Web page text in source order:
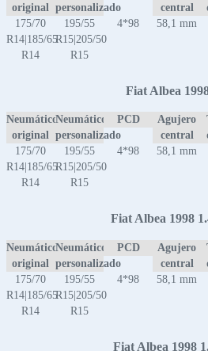
original
personalizado
central
175/70
R14|185/65
R14
195/55
R15|205/50
R15
4*98 58,1 mm
Fiat Albea
Neumático
original
Neumático
personalizado
PCD
Agujero
central
175/70
R14|185/65
R14
195/55
R15|205/50
R15
4*98 58,1 mm
Fiat Albea 1998
Neumático
original
Neumático
personalizado
PCD
Agujero
central
175/70
R14|185/65
R14
195/55
R15|205/50
R15
4*98 58,1 mm
Fiat Albea 1998